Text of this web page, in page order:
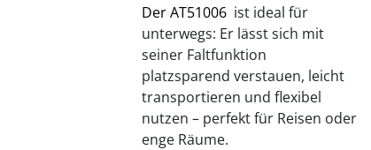
Der AT51006 ist ideal für
unterwegs: Er lässt sich mit
seiner Faltfunktion
platzsparend verstauen, leicht
transportieren und flexibel
nutzen – perfekt für Reisen oder
enge Räume.